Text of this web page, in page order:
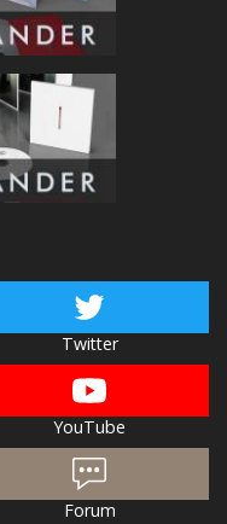
Twitter
YouTube
Forum